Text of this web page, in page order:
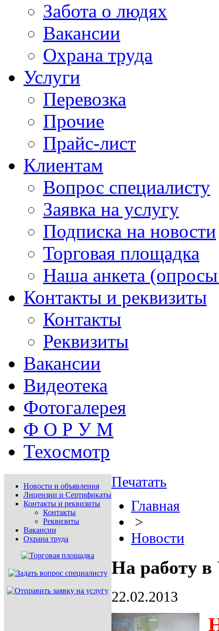
Забота о людях
Вакансии
Охрана труда
Услуги
Перевозка
Прочие
Прайс-лист
Клиентам
Вопрос специалисту
Заявка на услугу
Подписка на новости
Торговая площадка
Наша анкета (опросы
Контакты и реквизиты
Контакты
Реквизиты
Вакансии
Видеотека
Фотогалерея
Ф О Р У М
Техосмотр
Новости и объявления
Лицензии и Сертификаты
Контакты и реквизиты
Контакты
Реквизиты
Вакансии
Охрана труда
Печатать
Главная
>
Новости
На работу
22.02.2013